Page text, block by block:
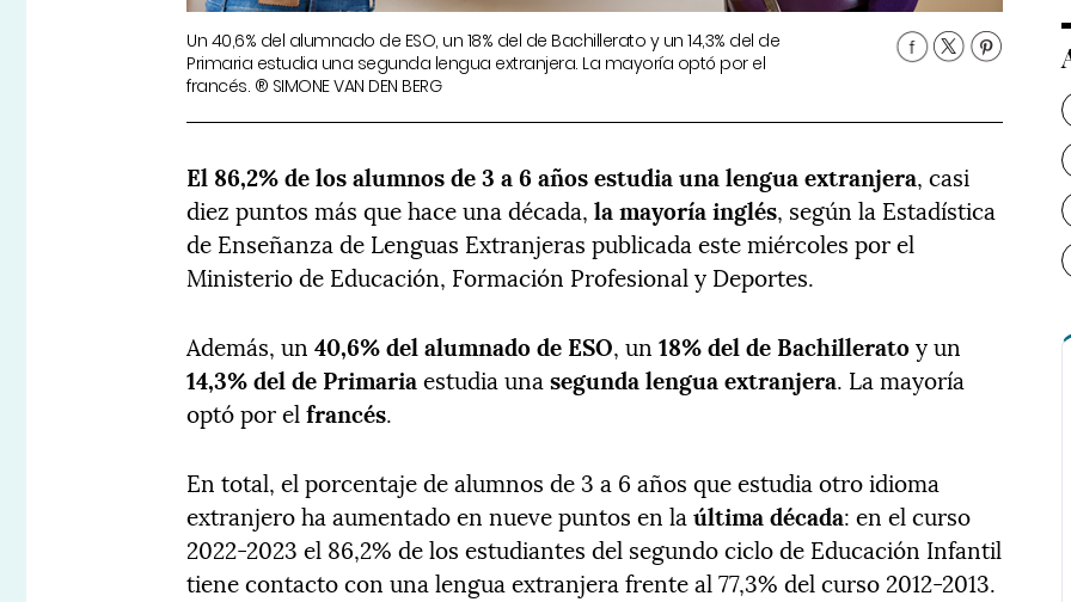
Un 40,6% del alumnado de ESO, un 18% del de Bachillerato y un 14,3% del de
Primaria estudia una segunda lengua extranjera. La mayoría optó por el
francés. ® SIMONE VAN DEN BERG
El 86,2% de los alumnos de 3 a 6 años estudia una lengua extranjera, casi
diez puntos más que hace una década,la mayoría inglés, según la Estadística
de Enseñanza de Lenguas Extranjeras publicada este miércoles por el
Ministerio de Educación, Formación Profesional y Deportes.
Además, un40,6% del alumnado de ESO, un18% del de Bachilleratoy un
14,3% del de Primariaestudia unasegunda lengua extranjera. La mayoría
optó por elfrancés.
En total, el porcentaje de alumnos de 3 a 6 años que estudia otro idioma
extranjero ha aumentado en nueve puntos en laúltima década: en el curso
2022-2023 el 86,2% de los estudiantes del segundo ciclo de Educación Infantil
tiene contacto con una lengua extranjera frente al 77,3% del curso 2012-2013.